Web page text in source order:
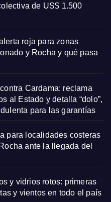
de US$ 1.500
roja para zonas
y Rocha y qué pasa
Cardama: reclama
al Estado y detalla “dolo”,
para las garantías
para localidades costeras
ante la llegada del
y vidrios rotos: primeras
y vientos en todo el país